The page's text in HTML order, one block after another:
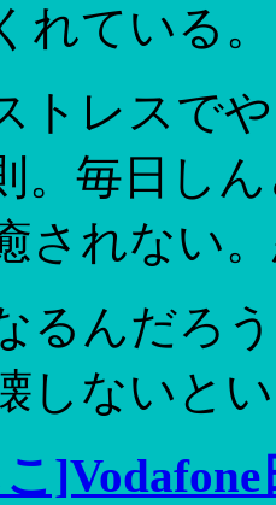
れている。
トレスで
。毎日し
されない
るんだろ
しないと